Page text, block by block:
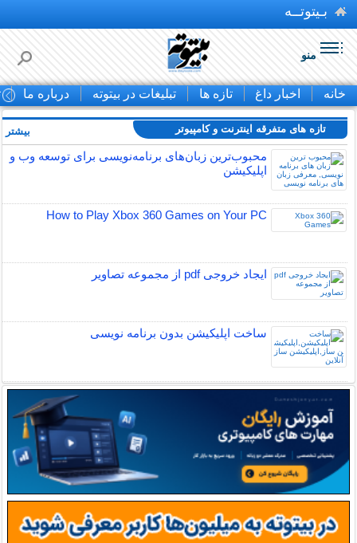
بـیتوتــه
منو
خانه اخبار داغ تازه ها تبلیغات در بیتوته درباره ما
تازه های متفرقه اينترنت و كامپيوتر
محبوب‌ترین زبان‌های برنامه‌نویسی برای توسعه وب و
اپلیکیشن
How to Play Xbox 360 Games on Your PC
ایجاد خروجی pdf از مجموعه تصاویر
ساخت اپلیکیشن بدون برنامه نویسی
بیشتر